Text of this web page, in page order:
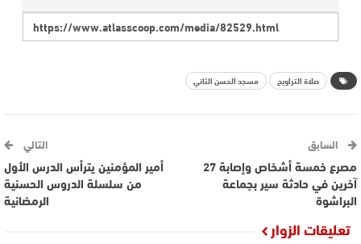
صلاة التراويح مسجد الحسن الثاني
السابق
مصرع خمسة أشخاص وإصابة 27
آخرين في حادثة سير بجماعة
البراشوة
التالي
أمير المؤمنين يترأس الدرس الأول
من سلسلة الدروس الحسنية
الرمضانية
تعليقات الزوار